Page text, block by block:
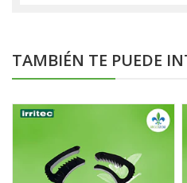
TAMBIÉN TE PUEDE